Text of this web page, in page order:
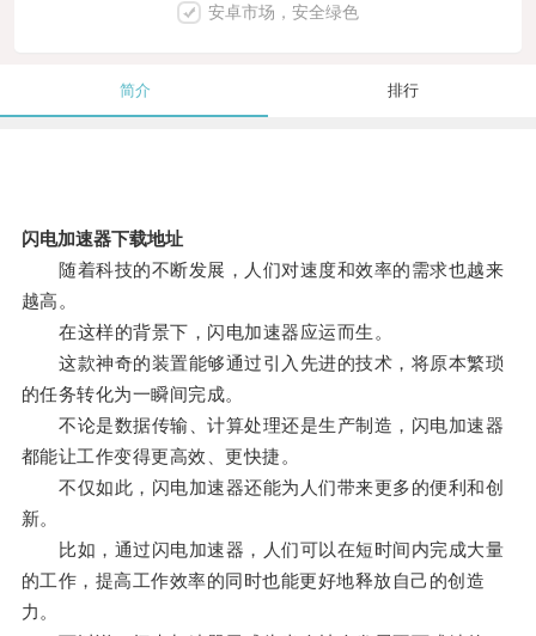
安卓市场，安全绿色
简介 排行
闪电加速器下载地址
随着科技的不断发展，人们对速度和效率的需求也越来
越高。
在这样的背景下，闪电加速器应运而生。
这款神奇的装置能够通过引入先进的技术，将原本繁琐
的任务转化为一瞬间完成。
不论是数据传输、计算处理还是生产制造，闪电加速器
都能让工作变得更高效、更快捷。
不仅如此，闪电加速器还能为人们带来更多的便利和创
新。
比如，通过闪电加速器，人们可以在短时间内完成大量
的工作，提高工作效率的同时也能更好地释放自己的创造
力。